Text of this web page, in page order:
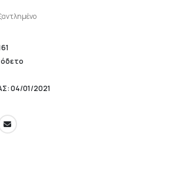
04/01/2021